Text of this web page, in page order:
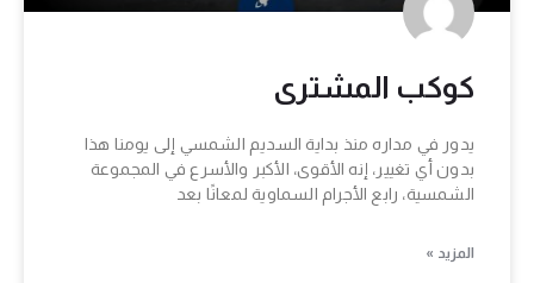
كوكب المشترى
يدور في مداره منذ بداية السديم الشمسي إلى يومنا هذا
بدون أي تغيير، إنه الأقوى، الأكبر والأسرع في المجموعة
الشمسية، رابع الأجرام السماوية لمعانًا بعد
المزيد »